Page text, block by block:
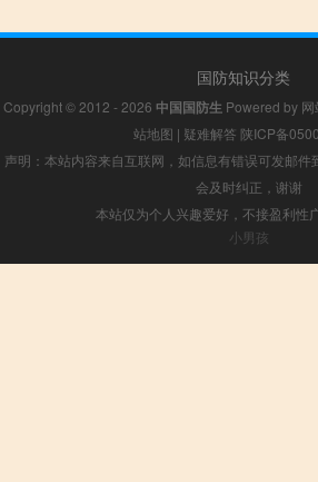
国防知识分类
Copyright © 2012 - 2026 中国国防生 Powered by
站地图 | 疑难解答 陕ICP备
声明：本站内容来自互联网，如信息有错误可发邮
会及时纠正，谢谢
本站仅为个人兴趣爱好，不接盈利性
小男孩